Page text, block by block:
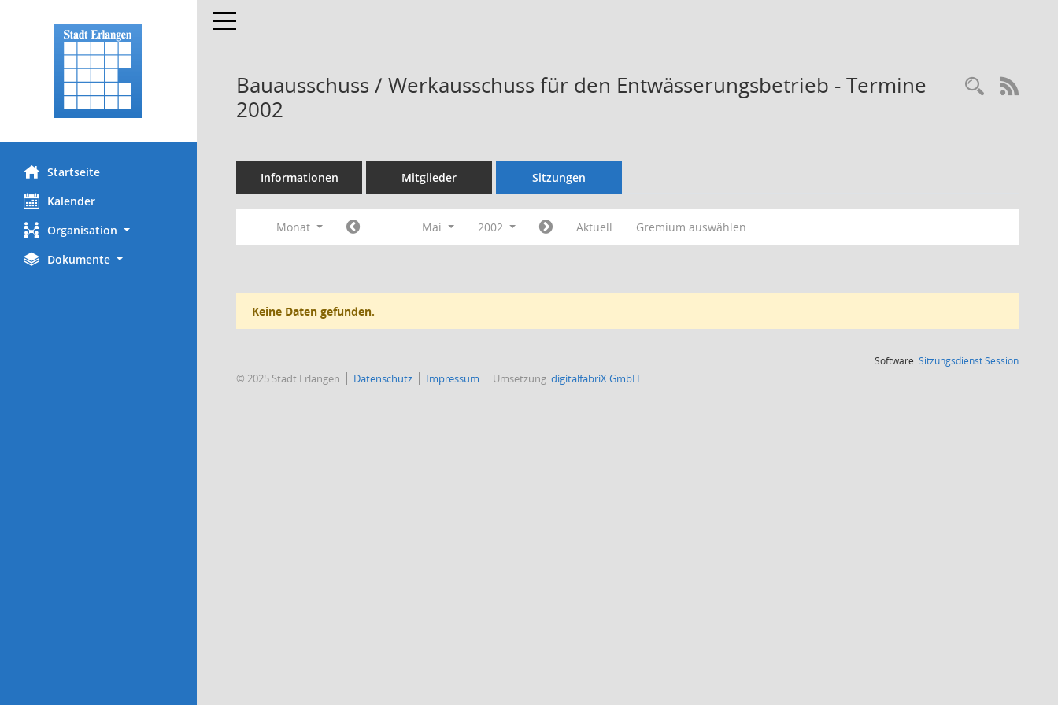
Startseite
Kalender
Organisation
Dokumente
Toggle navigation
Bauausschuss / Werkausschuss für den Entwässerungsbetrieb - Termine
2002
Informationen Mitglieder Sitzungen
Monat Mai 2002 Aktuell Gremium auswählen
Keine Daten gefunden.
Software:SitzungsdienstSession(Wird in
© 2025 Stadt Erlangen Datenschutz Impressum Umsetzung:digitalfabriX GmbH